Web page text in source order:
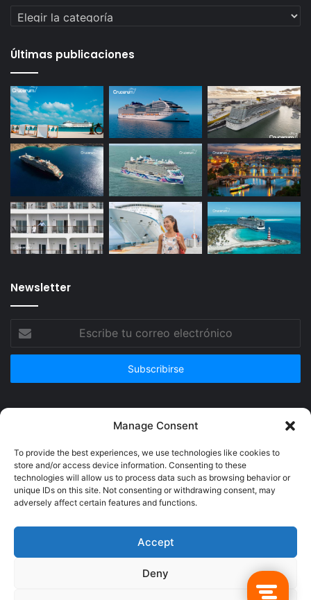
Manage Consent
To provide the best experiences, we use technologies like cookies to
store and/or access device information. Consenting to these
technologies will allow us to process data such as browsing behavior or
unique IDs on this site. Not consenting or withdrawing consent, may
adversely affect certain features and functions.
Accept
Deny
Categorías
Últimas publicaciones
Newsletter
correo
© Copyright 2026, Todos los derechos reservados @Crucerum |